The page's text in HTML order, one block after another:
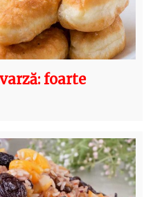
foarte